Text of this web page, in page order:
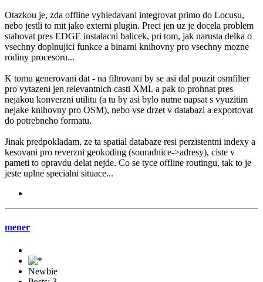
Otazkou je, zda offline vyhledavani integrovat primo do Locusu,
nebo jestli to mit jako externi plugin. Preci jen uz je docela problem
stahovat pres EDGE instalacni balicek, pri tom, jak narusta delka o
vsechny doplnujici funkce a binarni knihovny pro vsechny mozne
rodiny procesoru...
K tomu generovani dat - na filtrovani by se asi dal pouzit osmfilter
pro vytazeni jen relevantnich casti XML a pak to prohnat pres
nejakou konverzni utilitu (a tu by asi bylo nutne napsat s vyuzitim
nejake knihovny pro OSM), nebo vse drzet v databazi a exportovat
do potrebneho formatu.
Jinak predpokladam, ze ta spatial databaze resi perzistentni indexy a
kesovani pro reverzni geokoding (souradnice->adresy), ciste v
pameti to opravdu delat nejde. Co se tyce offline routingu, tak to je
jeste uplne specialni situace...
mener
Newbie